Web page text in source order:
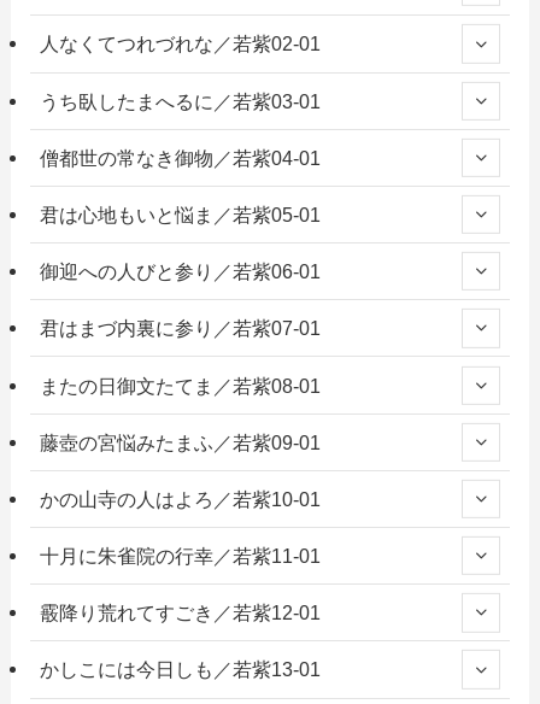
人なくてつれづれな／若紫02-01
うち臥したまへるに／若紫03-01
僧都世の常なき御物／若紫04-01
君は心地もいと悩ま／若紫05-01
御迎への人びと参り／若紫06-01
君はまづ内裏に参り／若紫07-01
またの日御文たてま／若紫08-01
藤壺の宮悩みたまふ／若紫09-01
かの山寺の人はよろ／若紫10-01
十月に朱雀院の行幸／若紫11-01
霰降り荒れてすごき／若紫12-01
かしこには今日しも／若紫13-01